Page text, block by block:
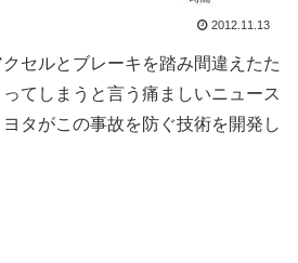
2012.11.13
セルとブレーキを踏み間違えたた
てしまうと言う痛ましいニュース
タがこの事故を防ぐ技術を開発し